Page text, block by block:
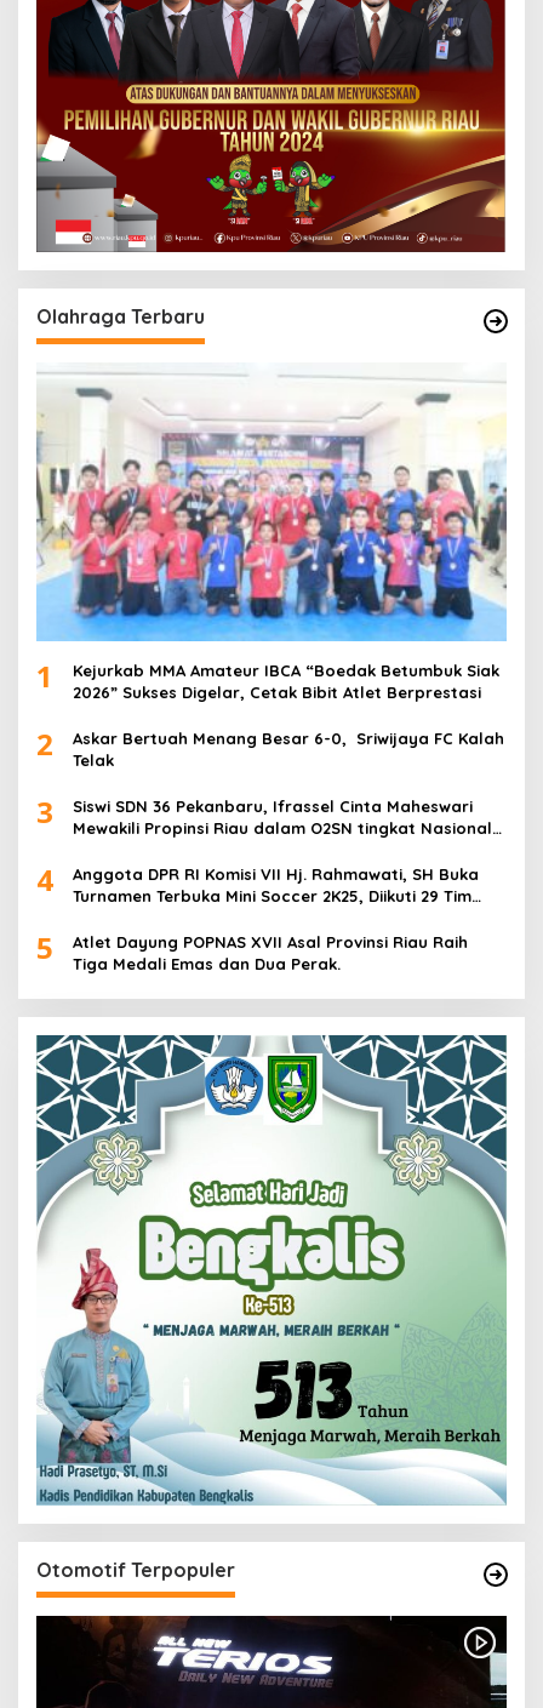
Olahraga Terbaru
1
Kejurkab MMA Amateur IBCA “Boedak Betumbuk Siak
2026” Sukses Digelar, Cetak Bibit Atlet Berprestasi
2
Askar Bertuah Menang Besar 6-0, Sriwijaya FC Kalah
Telak
3
Siswi SDN 36 Pekanbaru, Ifrassel Cinta Maheswari
Mewakili Propinsi Riau dalam O2SN tingkat Nasional
4
Anggota DPR RI Komisi VII Hj. Rahmawati, SH Buka
Turnamen Terbuka Mini Soccer 2K25, Diikuti 29 Tim
5
Atlet Dayung POPNAS XVII Asal Provinsi Riau Raih
Tiga Medali Emas dan Dua Perak.
Otomotif Terpopuler